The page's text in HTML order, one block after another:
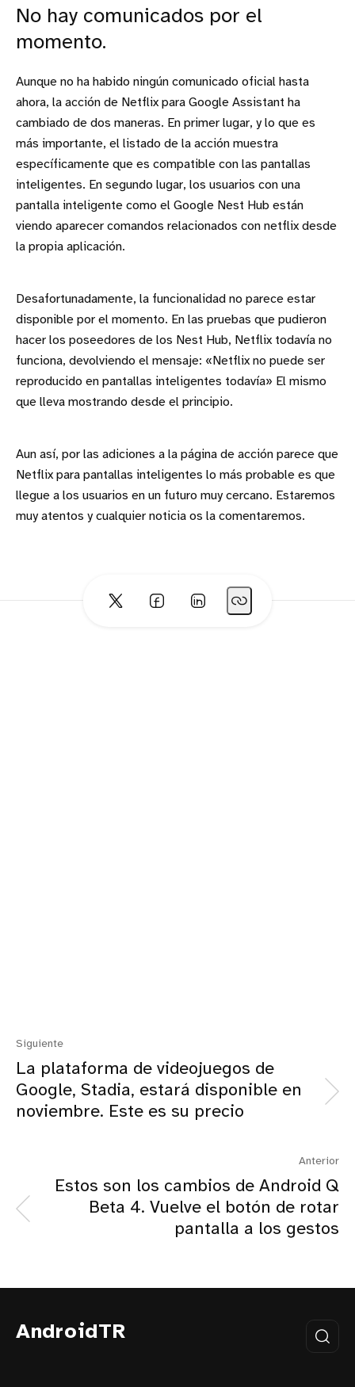
No hay comunicados por el
momento.
Aunque no ha habido ningún comunicado oficial hasta
ahora, la acción de Netflix para Google Assistant ha
cambiado de dos maneras. En primer lugar, y lo que es
más importante, el listado de la acción muestra
específicamente que es compatible con las pantallas
inteligentes. En segundo lugar, los usuarios con una
pantalla inteligente como el Google Nest Hub están
viendo aparecer comandos relacionados con netflix desde
la propia aplicación.
Desafortunadamente, la funcionalidad no parece estar
disponible por el momento. En las pruebas que pudieron
hacer los poseedores de los Nest Hub, Netflix todavía no
funciona, devolviendo el mensaje: «Netflix no puede ser
reproducido en pantallas inteligentes todavía» El mismo
que lleva mostrando desde el principio.
Aun así, por las adiciones a la página de acción parece que
Netflix para pantallas inteligentes lo más probable es que
llegue a los usuarios en un futuro muy cercano. Estaremos
muy atentos y cualquier noticia os la comentaremos.
Siguiente
La plataforma de videojuegos de
Google, Stadia, estará disponible en
noviembre. Este es su precio
Anterior
Estos son los cambios de Android Q
Beta 4. Vuelve el botón de rotar
pantalla a los gestos
AndroidTR